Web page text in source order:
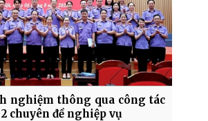
nghiệm thông qua công tác
chuyên đề nghiệp vụ